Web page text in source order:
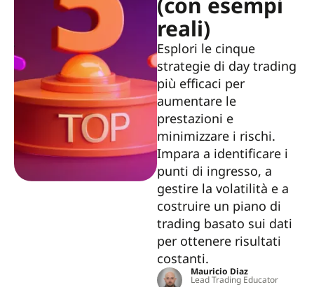
reali)
Esplori le cinque
strategie di day trading
più efficaci per
aumentare le
prestazioni e
minimizzare i rischi.
Impara a identificare i
punti di ingresso, a
gestire la volatilità e a
costruire un piano di
trading basato sui dati
per ottenere risultati
costanti.
Mauricio Diaz
Lead Trading Educator